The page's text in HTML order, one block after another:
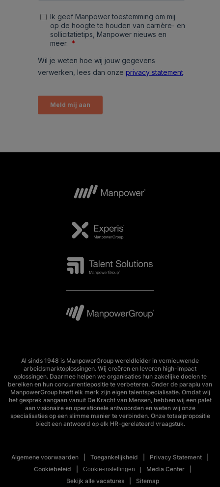
Al sinds 1948 is ManpowerGroup wereldleider in vernieuwende
arbeidsmarktoplossingen. Wij creëren en leveren high-impact
oplossingen. Daarmee helpen we organisaties hun zakelijke doelen te
bereiken en hun concurrentiepositie te verbeteren. Onder de paraplu van
ManpowerGroup heeft elk merk zijn eigen talentspecialisatie. Omdat wij
het gesprek aangaan vanuit De Kracht van Mensen, hebben wij een palet
aan visionaire en operationele antwoorden en weten wij onze
specialisaties op een slimme manier te verbinden. Onze totaalpropositie
biedt een antwoord op elk HR-gerelateerd vraagstuk.
Algemene voorwaarden Toegankelijkheid
Privacy Statement
Cookiebeleid
Cookie-instellingen
Media Center
Bekijk alle vacatures
Sitemap